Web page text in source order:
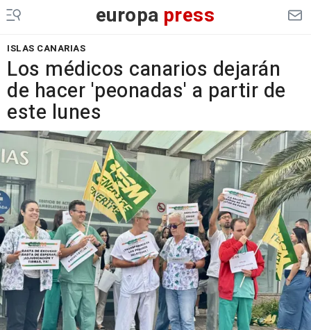
europa press
ISLAS CANARIAS
Los médicos canarios dejarán
de hacer 'peonadas' a partir de
este lunes